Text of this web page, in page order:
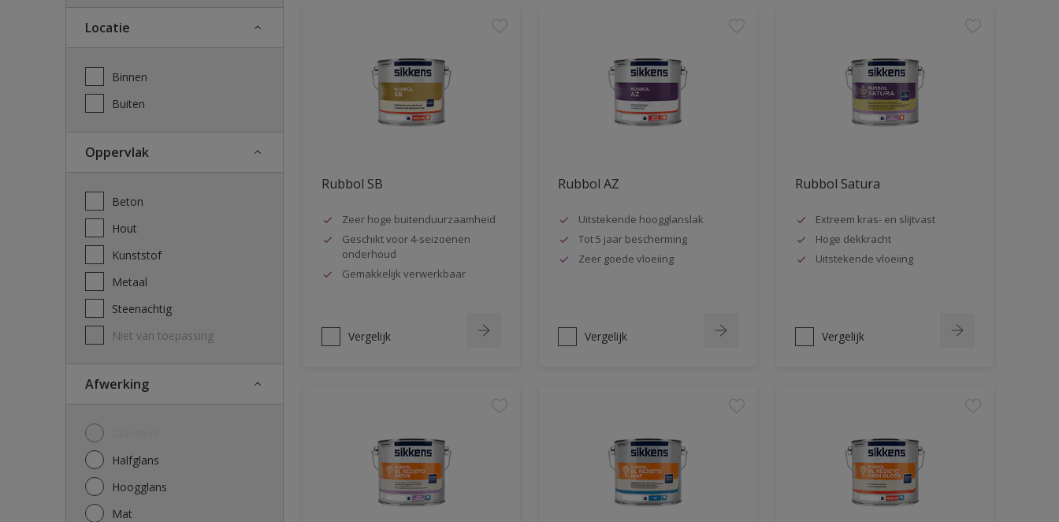
Locatie
Binnen
Buiten
Oppervlak
Beton
Hout
Kunststof
Metaal
Steenachtig
Niet van toepassing
Afwerking
Halfglans
Hoogglans
Mat
Rubbol SB
Zeer hoge buitenduurzaamheid
Geschikt voor 4-seizoenen
onderhoud
Gemakkelijk verwerkbaar
Vergelijk
Rubbol AZ
Uitstekende hoogglanslak
Tot 5 jaar bescherming
Zeer goede vloeiing
Vergelijk
Rubbol Satura
Extreem kras- en slijtvast
Hoge dekkracht
Uitstekende vloeiing
Vergelijk